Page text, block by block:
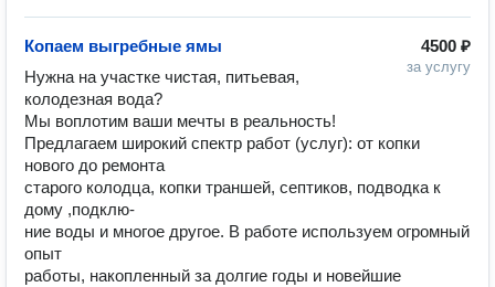
4500 ₽
за услугу
Копаем выгребные ямы
Нужна на участке чистая, питьевая,
колодезная вода?
Мы воплотим ваши мечты в реальность!
Предлагаем широкий спектр работ (услуг): от копки
нового до ремонта
старого колодца, копки траншей, септиков, подводка к
дому ,подклю-
ние воды и многое другое. В работе используем огромный
опыт
работы, накопленный за долгие годы и новейшие